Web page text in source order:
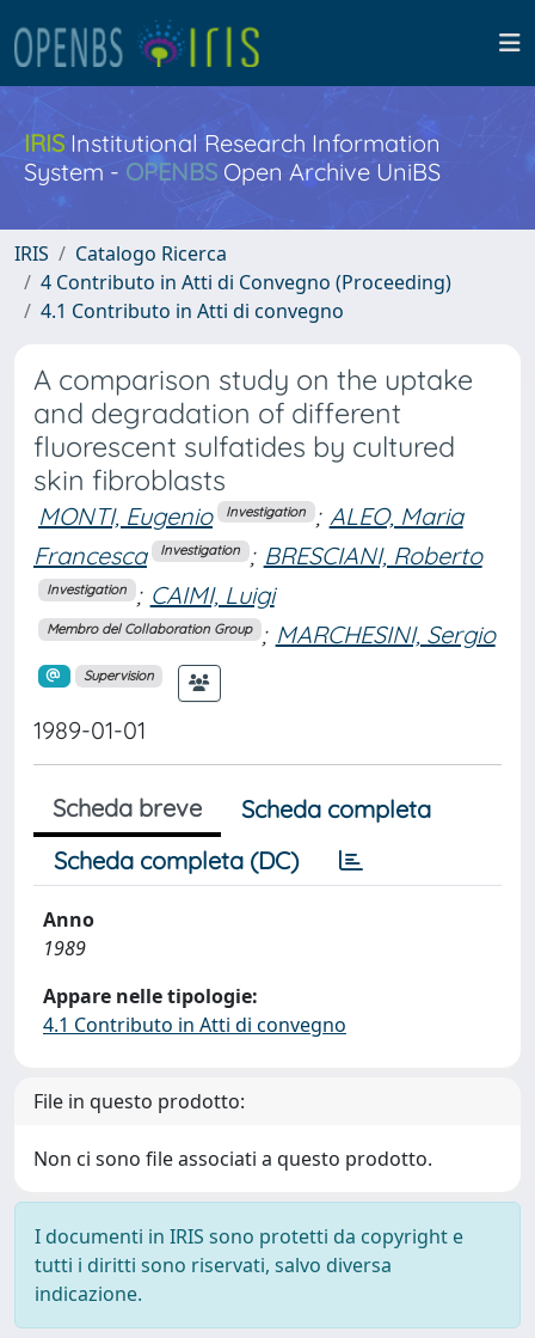
IRISInstitutional Research Information
System - OPENBS Open Archive UniBS
IRIS
Catalogo Ricerca
4 Contributo in Atti di Convegno (Proceeding)
4.1 Contributo in Atti di convegno
A comparison study on the uptake
and degradation of different
fluorescent sulfatides by cultured
skin fibroblasts
MONTI, Eugenio Investigation ; ALEO, Maria
Francesca
Investigation ; BRESCIANI, Roberto
Investigation ; CAIMI, Luigi
Membro del Collaboration Group ; MARCHESINI, Sergio
Supervision
1989-01-01
Scheda breve
Scheda completa
Scheda completa (DC)
Anno
1989
Appare nelle tipologie:
4.1 Contributo in Atti di convegno
File in questo prodotto:
Non ci sono file associati a questo prodotto.
I documenti in IRIS sono protetti da copyright e
tutti i diritti sono riservati, salvo diversa
indicazione.